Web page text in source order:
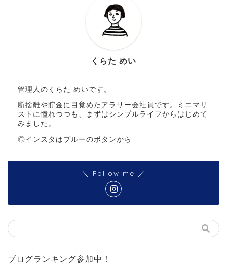
くらた めい
管理人のくらた めいです。
断捨離や貯金に目覚めたアラサー会社員です。ミニマリ
ストに憧れつつも、まずはシンプルライフからはじめて
みました。
◎インスタはブルーのボタンから
＼ Follow me ／
ブログランキング参加中！